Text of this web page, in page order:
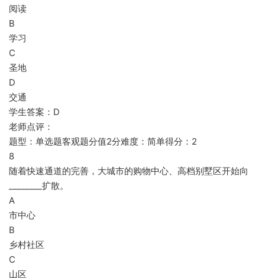
阅读
B
学习
C
圣地
D
交通
学生答案：D
老师点评：
题型：单选题客观题分值2分难度：简单得分：2
8
随着快速通道的完善，大城市的购物中心、高档别墅区开始向
________扩散。
A
市中心
B
乡村社区
C
山区